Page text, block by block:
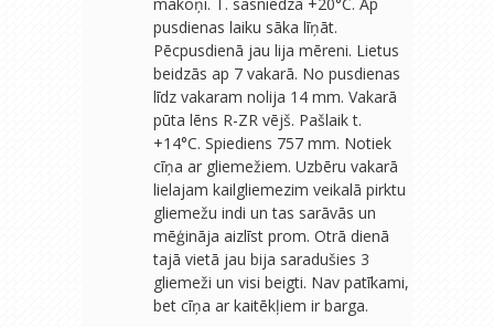
pusdienas laiku sāka līņāt.
Pēcpusdienā jau lija mēreni. Lietus
beidzās ap 7 vakarā. No pusdienas
līdz vakaram nolija 14 mm. Vakarā
pūta lēns R-ZR vējš. Pašlaik t.
+14°C. Spiediens 757 mm. Notiek
cīņa ar gliemežiem. Uzbēru vakarā
lielajam kailgliemezim veikalā pirktu
gliemežu indi un tas sarāvās un
mēģināja aizlīst prom. Otrā dienā
tajā vietā jau bija saradušies 3
gliemeži un visi beigti. Nav patīkami,
bet cīņa ar kaitēkļiem ir barga.